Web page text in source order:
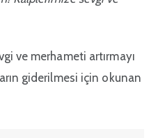
ve merhameti artırmayı
giderilmesi için okunan